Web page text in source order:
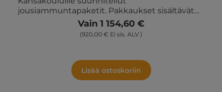
jousiammuntapaketit. Pakkaukset sisältävät
helppoja ideoita harjoituksiin ja kilpailuihin,
joita voidaan käyttää liikuntatunneilla,
oppiainerajat ylittäen ja vapaa-ajan kerhoissa
laukku. Sisältää 10 jousta, 30 imukuppinuolta ja
5 jalallista taulua.
Vain 1 154,60 €
(920,00 € Ei sis. ALV )
Lisää ostoskoriin